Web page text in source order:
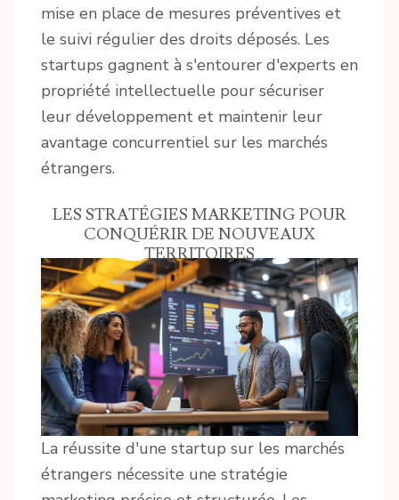
mise en place de mesures préventives et
le suivi régulier des droits déposés. Les
startups gagnent à s'entourer d'experts en
propriété intellectuelle pour sécuriser
leur développement et maintenir leur
avantage concurrentiel sur les marchés
étrangers.
LES STRATÉGIES MARKETING POUR
CONQUÉRIR DE NOUVEAUX
TERRITOIRES
La réussite d'une startup sur les marchés
étrangers nécessite une stratégie